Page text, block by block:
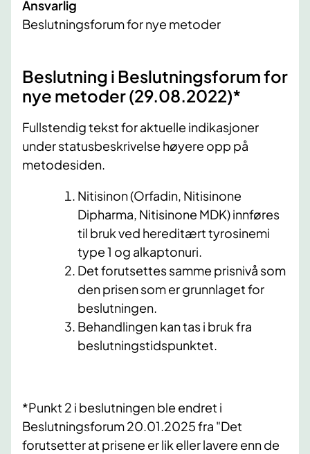
Ansvarlig
Beslutningsforum for nye metoder
​Beslutning i Beslutningsforum for
nye metoder (29.08.2022)*
Fullstendig tekst for aktuelle indikasjoner
under statusbeskrivelse høyere opp på
metodesiden.
Nitisinon (Orfadin, Nitisinone
Dipharma, Nitisinone MDK) innføres
til bruk ved hereditært tyrosinemi
type 1 og alkaptonuri.
Det forutsettes samme prisnivå som
den prisen som er grunnlaget for
beslutningen.
Behandlingen kan tas i bruk fra
beslutningstidspunktet.
*Punkt 2 i beslutningen ble endret i
Beslutningsforum 20.01.2025 fra "Det
forutsetter at prisene er lik eller lavere enn de